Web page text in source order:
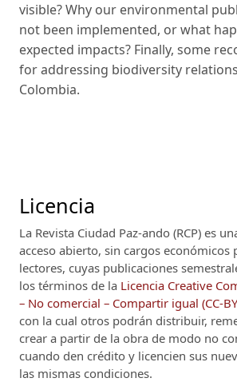
visible? Why our environmental
not been implemented, or what
expected impacts? Finally, some
for addressing biodiversity
Colombia.
Licencia
La Revista Ciudad Paz-ando (RCP) es
acceso abierto, sin cargos económicos
lectores, cuyas publicaciones
los términos de la Licencia Creative
– No comercial – Compartir igual (CC-
con la cual otros podrán distribuir,
crear a partir de la obra de modo no
cuando den crédito y licencien sus
las mismas condiciones.